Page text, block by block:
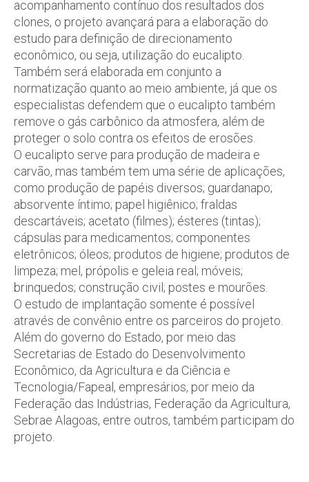
acompanhamento contínuo dos resultados dos
clones, o projeto avançará para a elaboração do
estudo para definição de direcionamento
econômico, ou seja, utilização do eucalipto.
Também será elaborada em conjunto a
normatização quanto ao meio ambiente, já que os
especialistas defendem que o eucalipto também
remove o gás carbônico da atmosfera, além de
proteger o solo contra os efeitos de erosões.
O eucalipto serve para produção de madeira e
carvão, mas também tem uma série de aplicações,
como produção de papéis diversos; guardanapo;
absorvente íntimo; papel higiênico; fraldas
descartáveis; acetato (filmes); ésteres (tintas);
cápsulas para medicamentos; componentes
eletrônicos; óleos; produtos de higiene; produtos de
limpeza; mel, própolis e geleia real; móveis;
brinquedos; construção civil; postes e mourões.
O estudo de implantação somente é possível
através de convênio entre os parceiros do projeto.
Além do governo do Estado, por meio das
Secretarias de Estado do Desenvolvimento
Econômico, da Agricultura e da Ciência e
Tecnologia/Fapeal, empresários, por meio da
Federação das Indústrias, Federação da Agricultura,
Sebrae Alagoas, entre outros, também participam do
projeto.